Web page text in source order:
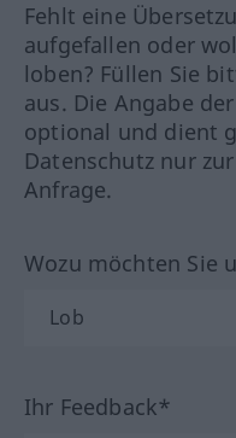
Fehlt eine
aufgefallen oder
loben? Füllen Sie
aus. Die Angabe
optional und dient
Datenschutz nur
Anfrage.
Wozu möchten Sie
Ihr Feedback*